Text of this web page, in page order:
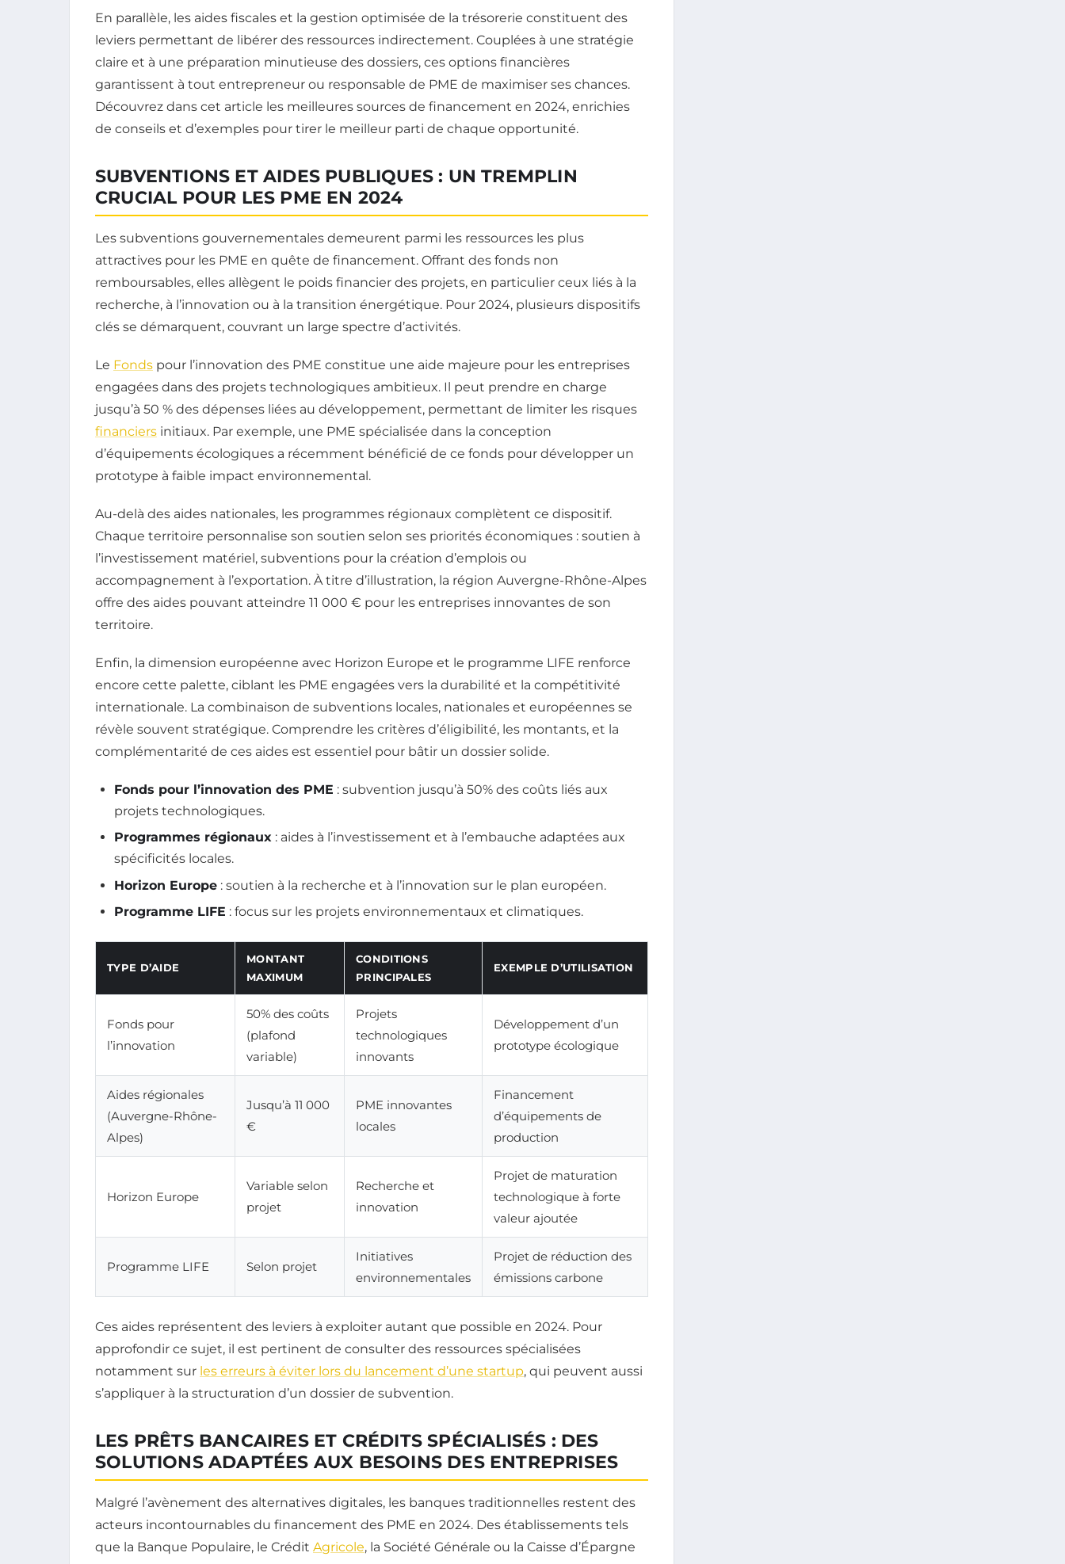
En parallèle, les aides fiscales et la gestion optimisée de la trésorerie constituent des
leviers permettant de libérer des ressources indirectement. Couplées à une stratégie
claire et à une préparation minutieuse des dossiers, ces options financières
garantissent à tout entrepreneur ou responsable de PME de maximiser ses chances.
Découvrez dans cet article les meilleures sources de financement en 2024, enrichies
de conseils et d’exemples pour tirer le meilleur parti de chaque opportunité.
SUBVENTIONS ET AIDES PUBLIQUES : UN TREMPLIN
CRUCIAL POUR LES PME EN 2024
Les subventions gouvernementales demeurent parmi les ressources les plus
attractives pour les PME en quête de financement. Offrant des fonds non
remboursables, elles allègent le poids financier des projets, en particulier ceux liés à la
recherche, à l’innovation ou à la transition énergétique. Pour 2024, plusieurs dispositifs
clés se démarquent, couvrant un large spectre d’activités.
Le Fonds pour l’innovation des PME constitue une aide majeure pour les entreprises
engagées dans des projets technologiques ambitieux. Il peut prendre en charge
jusqu’à 50 % des dépenses liées au développement, permettant de limiter les risques
financiers initiaux. Par exemple, une PME spécialisée dans la conception
d’équipements écologiques a récemment bénéficié de ce fonds pour développer un
prototype à faible impact environnemental.
Au-delà des aides nationales, les programmes régionaux complètent ce dispositif.
Chaque territoire personnalise son soutien selon ses priorités économiques : soutien à
l’investissement matériel, subventions pour la création d’emplois ou
accompagnement à l’exportation. À titre d’illustration, la région Auvergne-Rhône-Alpes
offre des aides pouvant atteindre 11 000 € pour les entreprises innovantes de son
territoire.
Enfin, la dimension européenne avec Horizon Europe et le programme LIFE renforce
encore cette palette, ciblant les PME engagées vers la durabilité et la compétitivité
internationale. La combinaison de subventions locales, nationales et européennes se
révèle souvent stratégique. Comprendre les critères d’éligibilité, les montants, et la
complémentarité de ces aides est essentiel pour bâtir un dossier solide.
Fonds pour l’innovation des PME : subvention jusqu’à 50% des coûts liés aux
projets technologiques.
Programmes régionaux : aides à l’investissement et à l’embauche adaptées aux
spécificités locales.
Horizon Europe : soutien à la recherche et à l’innovation sur le plan européen.
Programme LIFE : focus sur les projets environnementaux et climatiques.
TYPE D’AIDE
MONTANT
MAXIMUM
CONDITIONS
PRINCIPALES
EXEMPLE D’UTILISATION
Fonds pour
l’innovation
50% des coûts
(plafond
variable)
Projets
technologiques
innovants
Développement d’un
prototype écologique
Aides régionales
(Auvergne-Rhône-
Alpes)
Jusqu’à 11 000
€
PME innovantes
locales
Financement
d’équipements de
production
Horizon Europe
Variable selon
projet
Recherche et
innovation
Projet de maturation
technologique à forte
valeur ajoutée
Programme LIFE Selon projet
Initiatives
environnementales
Projet de réduction des
émissions carbone
Ces aides représentent des leviers à exploiter autant que possible en 2024. Pour
approfondir ce sujet, il est pertinent de consulter des ressources spécialisées
notamment sur les erreurs à éviter lors du lancement d’une startup, qui peuvent aussi
s’appliquer à la structuration d’un dossier de subvention.
LES PRÊTS BANCAIRES ET CRÉDITS SPÉCIALISÉS : DES
SOLUTIONS ADAPTÉES AUX BESOINS DES ENTREPRISES
Malgré l’avènement des alternatives digitales, les banques traditionnelles restent des
acteurs incontournables du financement des PME en 2024. Des établissements tels
que la Banque Populaire, le Crédit Agricole, la Société Générale ou la Caisse d’Épargne